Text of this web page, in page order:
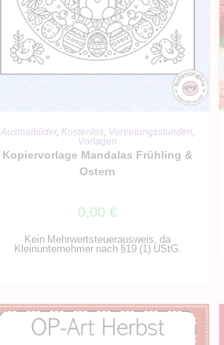
IN DEN WARENKORB
Ausmalbilder, Kostenlos, Vertretungsstunden,
Vorlagen
Kopiervorlage Mandalas Frühling &
Ostern
0,00€
Kein Mehrwertsteuerausweis, da
Kleinunternehmer nach §19 (1) UStG.